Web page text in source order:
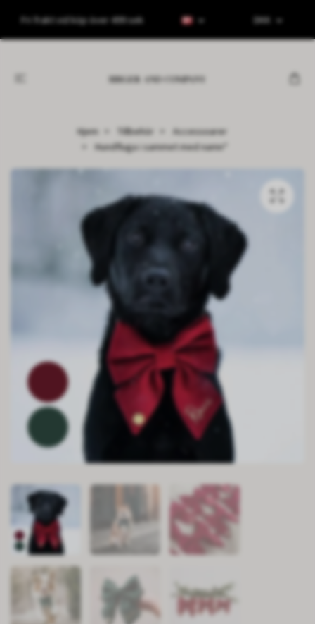
Fri frakt vid köp över 499 sek DKK
Hjem Tillbehör
Accessoarer
Hundfluga i sammet med namn*